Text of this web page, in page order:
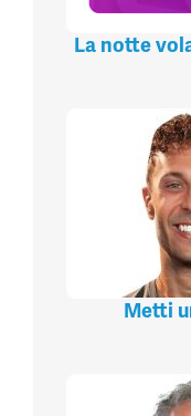
La notte
Metti